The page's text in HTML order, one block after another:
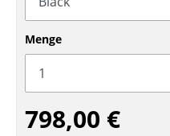
Tische
Esstische
Beistelltische
Couchtische
Menge
798,00 €